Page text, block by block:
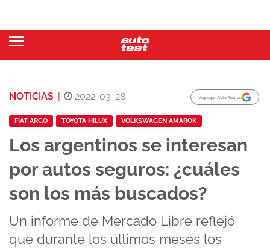
NOTICIAS | 2022-03-28 Agregar Auto Test en
FIAT ARGO TOYOTA HILUX VOLKSWAGEN AMAROK
Los argentinos se interesan
por autos seguros: ¿cuáles
son los más buscados?
Un informe de Mercado Libre reflejó
que durante los últimos meses los